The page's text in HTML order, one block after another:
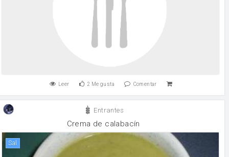
Leer 2 Me gusta Comentar
Entrantes
Crema de calabacín
sal